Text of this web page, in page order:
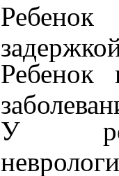
Ребенок
У